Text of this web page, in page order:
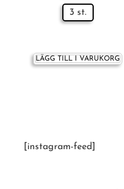
3 st.
LÄGG TILL I VARUKORG
[instagram-feed]